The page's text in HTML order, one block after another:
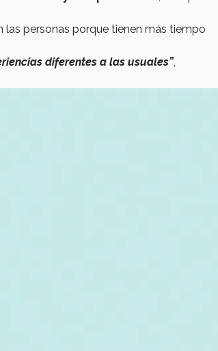
las personas porque tienen más tiempo
diferentes a las usuales”,